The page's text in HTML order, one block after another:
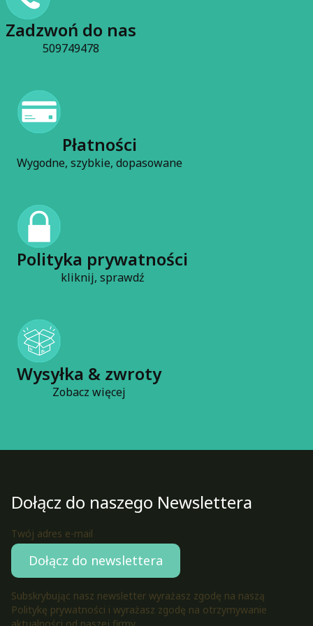
Czytaj całość
Zadzwoń do nas
509749478
Płatności
Wygodne, szybkie, dopasowane
Polityka prywatności
kliknij, sprawdź
Wysyłka & zwroty
Zobacz więcej
Dołącz do naszego Newslettera
Twój adres e-mail
Dołącz do newslettera
Subskrybując nasz newsletter wyrażasz zgodę na naszą
Politykę prywatności i wyrażasz zgodę na otrzymywanie